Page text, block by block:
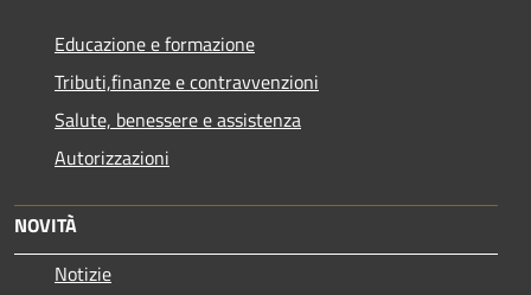
Educazione e formazione
Tributi,finanze e contravvenzioni
Salute, benessere e assistenza
Autorizzazioni
NOVITÀ
Notizie